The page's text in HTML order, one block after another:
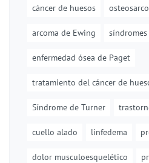
cáncer de huesos
arcoma de Ewing
enfermedad ósea de Paget
tratamiento del cáncer de
Síndrome de Turner
cuello alado linfedema
dolor musculoesquelético